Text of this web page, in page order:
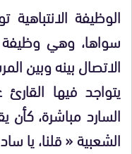
الوظيفة
سواها، وهي وظيفة
الاتصال بينه وبين
يتواجد فيها
السارد مباشرة، كأن
الشعبية « قلنا، يا